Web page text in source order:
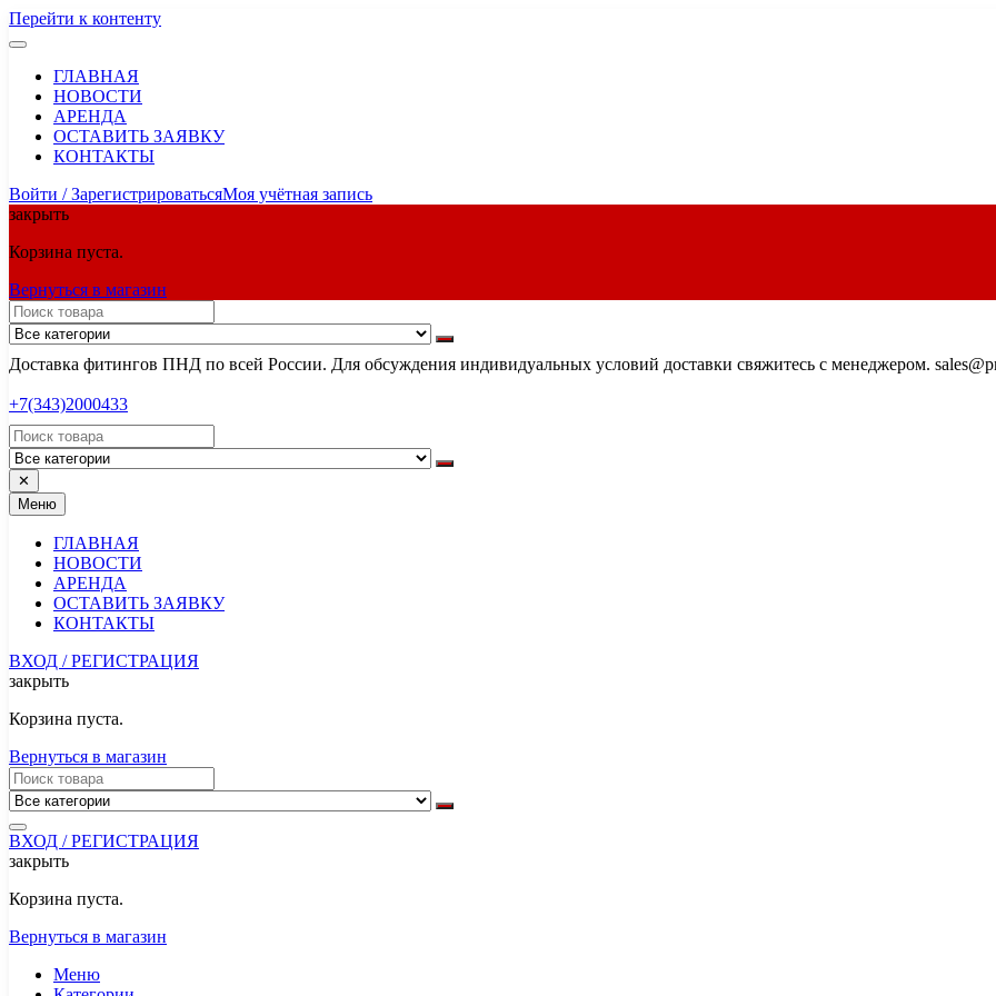
Перейти к контенту
ГЛАВНАЯ
НОВОСТИ
АРЕНДА
ОСТАВИТЬ ЗАЯВКУ
КОНТАКТЫ
Войти / ЗарегистрироватьсяМоя учётная запись
закрыть
Корзина пуста.
Вернуться в магазин
Доставка фитингов ПНД по всей России. Для обсуждения индивидуальных условий доставки свяжитесь с менеджером.
+7(343)2000433
✕
Меню
ГЛАВНАЯ
НОВОСТИ
АРЕНДА
ОСТАВИТЬ ЗАЯВКУ
КОНТАКТЫ
ВХОД / РЕГИСТРАЦИЯ
закрыть
Корзина пуста.
Вернуться в магазин
ВХОД / РЕГИСТРАЦИЯ
закрыть
Корзина пуста.
Вернуться в магазин
Меню